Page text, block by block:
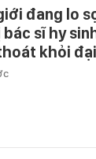
đang lo
sĩ hy
khỏi đại